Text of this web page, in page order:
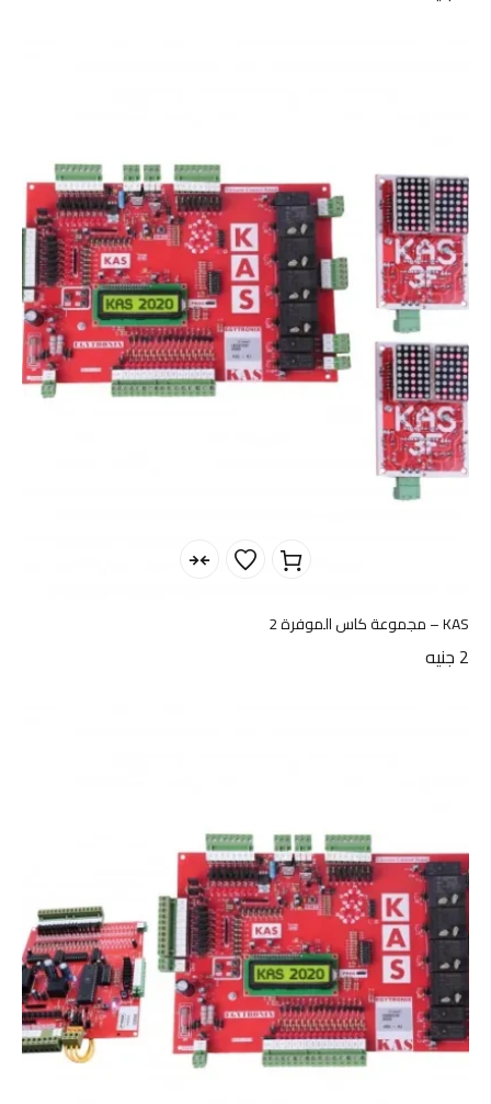
KAS – مجموعة كاس الموفرة 2
2 جنيه